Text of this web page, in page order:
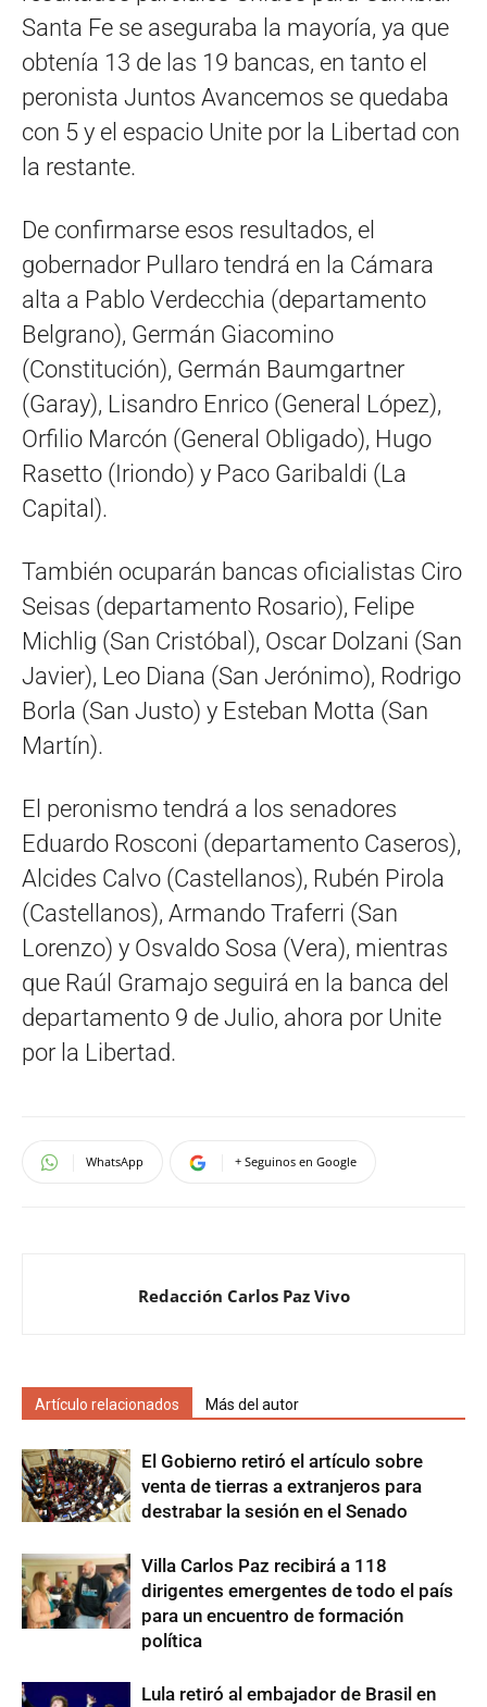
Santa Fe se aseguraba la mayoría, ya que
obtenía 13 de las 19 bancas, en tanto el
peronista Juntos Avancemos se quedaba
con 5 y el espacio Unite por la Libertad con
la restante.
De confirmarse esos resultados, el
gobernador Pullaro tendrá en la Cámara
alta a Pablo Verdecchia (departamento
Belgrano), Germán Giacomino
(Constitución), Germán Baumgartner
(Garay), Lisandro Enrico (General López),
Orfilio Marcón (General Obligado), Hugo
Rasetto (Iriondo) y Paco Garibaldi (La
Capital).
También ocuparán bancas oficialistas Ciro
Seisas (departamento Rosario), Felipe
Michlig (San Cristóbal), Oscar Dolzani (San
Javier), Leo Diana (San Jerónimo), Rodrigo
Borla (San Justo) y Esteban Motta (San
Martín).
El peronismo tendrá a los senadores
Eduardo Rosconi (departamento Caseros),
Alcides Calvo (Castellanos), Rubén Pirola
(Castellanos), Armando Traferri (San
Lorenzo) y Osvaldo Sosa (Vera), mientras
que Raúl Gramajo seguirá en la banca del
departamento 9 de Julio, ahora por Unite
por la Libertad.
WhatsApp + Seguinos en Google
Redacción Carlos Paz Vivo
Artículo relacionados Más del autor
El Gobierno retiró el artículo sobre
venta de tierras a extranjeros para
destrabar la sesión en el Senado
Villa Carlos Paz recibirá a 118
dirigentes emergentes de todo el país
para un encuentro de formación
política
Lula retiró al embajador de Brasil en